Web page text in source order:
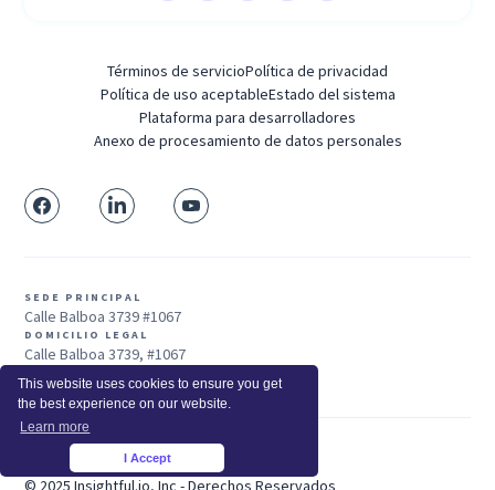
This website uses cookies to ensure you get
the best experience on our website.
Learn more
I Accept
Términos de servicioPolítica de privacidad
Política de uso aceptableEstado del sistema
Plataforma para desarrolladores
Anexo de procesamiento de datos personales
SEDE PRINCIPAL
Calle Balboa 3739 #1067
DOMICILIO LEGAL
Calle Balboa 3739, #1067
San Francisco, CA 94121, EE. UU.
Ventas: +1 415-704-3737
© 2025 Insightful.io, Inc - Derechos Reservados